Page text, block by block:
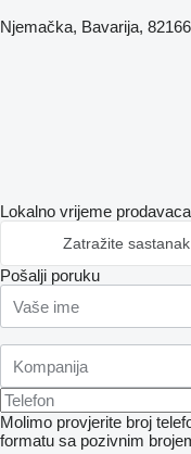
Njemačka, Bavarija,
Lokalno vrijeme
Zatražite sastanak
Pošalji poruku
Molimo provjerite broj
formatu sa pozivnim